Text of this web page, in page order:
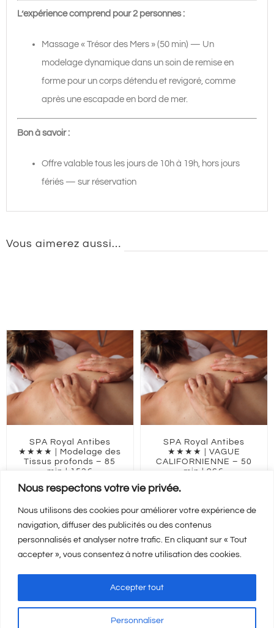
Nous respectons votre vie privée.
Nous utilisons des cookies pour améliorer votre expérience de
navigation, diffuser des publicités ou des contenus
personnalisés et analyser notre trafic. En cliquant sur « Tout
accepter », vous consentez à notre utilisation des cookies.
Personnaliser
Accepter tout
L’expérience comprend pour 2 personnes :
Massage « Trésor des Mers » (50 min) — Un
modelage dynamique dans un soin de remise en
forme pour un corps détendu et revigoré, comme
après une escapade en bord de mer.
Bon à savoir :
Offre valable tous les jours de 10h à 19h, hors jours
fériés — sur réservation
Vous aimerez aussi…
SPA Royal Antibes
★★★★ | Modelage des
Tissus profonds – 85
min | 153€
153,00€
Détails
SPA Royal Antibes
★★★★ | VAGUE
CALIFORNIENNE – 50
min | 96€
Détails